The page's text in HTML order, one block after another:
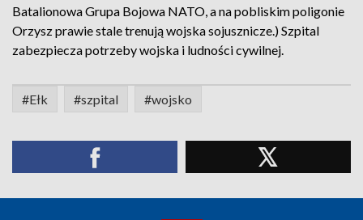
Batalionowa Grupa Bojowa NATO, a na pobliskim poligonie
Orzysz prawie stale trenują wojska sojusznicze.) Szpital
zabezpiecza potrzeby wojska i ludności cywilnej.
#Ełk #szpital #wojsko